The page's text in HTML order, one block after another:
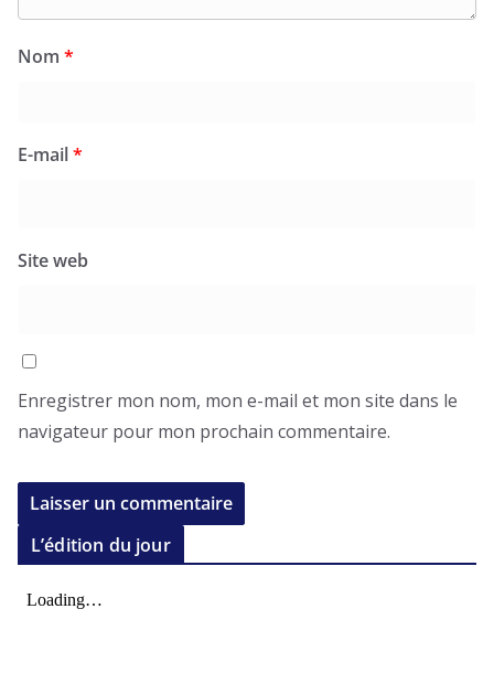
Nom *
E-mail*
Site web
Enregistrer mon nom, mon e-mail et mon site dans le
navigateur pour mon prochain commentaire.
L’édition du jour